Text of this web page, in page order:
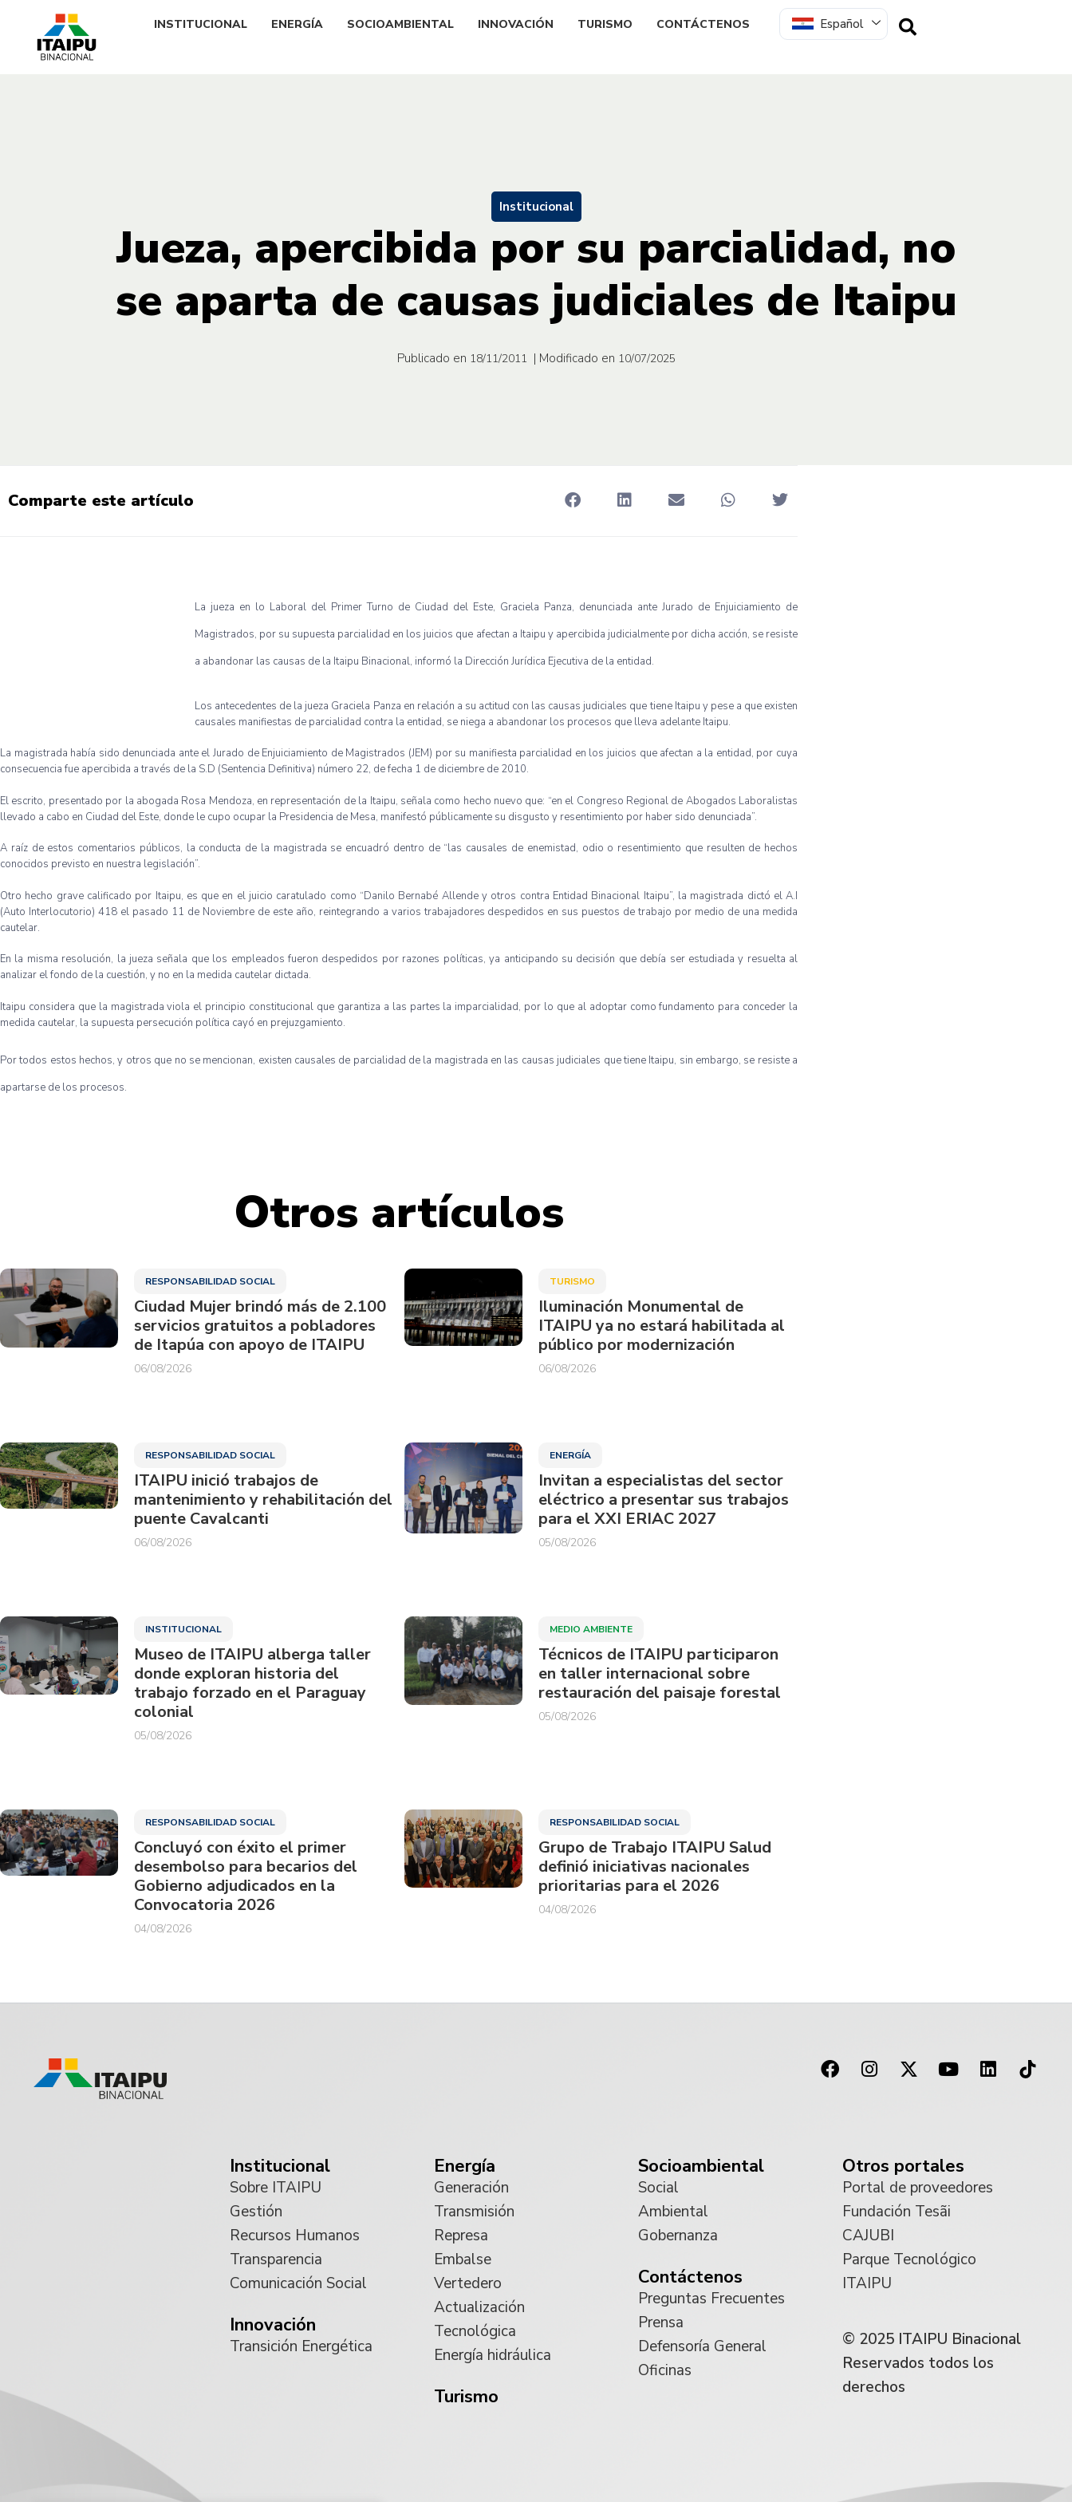
INSTITUCIONAL ENERGÍA SOCIOAMBIENTAL INNOVACIÓN TURISMO CONTÁCTENOS Español
Institucional
Jueza, apercibida por su parcialidad, no
se aparta de causas judiciales de Itaipu
Publicado en 18/11/2011 | Modificado en 10/07/2025
Comparte este artículo
La jueza en lo Laboral del PrimerTurno de Ciudad del Este, Graciela Panza, denunciada ante Jurado de Enjuiciamiento de
Magistrados, por su supuesta parcialidad en los juicios que afectan a Itaipu y apercibida judicialmente por dicha acción, se resiste
a abandonar las causas de la Itaipu Binacional, informó la Dirección Jurídica Ejecutiva de la entidad.
Los antecedentes de la jueza Graciela Panza en relación a su actitud con las causas judiciales que tiene Itaipu y pesea que existen
causales manifiestas de parcialidad contra la entidad, se niega a abandonar los procesos que lleva adelante Itaipu.
La magistrada había sido denunciada ante elJurado de Enjuiciamiento de Magistrados (JEM) por su manifiesta parcialidad en los juicios que afectan a la entidad, por cuya
consecuencia fue apercibida a través de la S.D (Sentencia Definitiva) número 22, defecha 1 de diciembre de 2010.
El escrito, presentado por la abogada Rosa Mendoza, en representación de la Itaipu, señala como hecho nuevo que: “en el Congreso Regional de Abogados Laboralistas
llevado a cabo en Ciudad del Este, donde le cupo ocupar la Presidencia de Mesa, manifestó públicamente su disgusto y resentimiento por haber sido denunciada”.
A raízde estos comentarios públicos, la conducta de la magistrada se encuadró dentro de “las causales de enemistad, odio o resentimiento que resulten de hechos
conocidos previsto en nuestra legislación”.
Otro hecho grave calificado por Itaipu, es que en el juicio caratulado como “Danilo Bernabé Allendey otros contra Entidad Binacional Itaipu”, la magistrada dictó elA.I
(Auto Interlocutorio) 418 el pasado 11 de Noviembrede este año, reintegrando a varios trabajadores despedidos en sus puestos detrabajo por medio de una medida
cautelar.
En la misma resolución, la jueza señala quelos empleados fueron despedidos por razones políticas,ya anticipando su decisión que debía ser estudiada y resuelta al
analizar elfondo de la cuestión, y no en la medida cautelar dictada.
Itaipu considera quela magistrada viola el principio constitucional que garantiza a las partes la imparcialidad, por lo queal adoptar como fundamento para conceder la
medida cautelar, la supuesta persecución política cayó en prejuzgamiento.
Portodos estos hechos, y otros que no se mencionan, existen causales de parcialidad de la magistrada en las causas judiciales quetiene Itaipu, sin embargo, se resistea
apartarse de los procesos.
Otros artículos
RESPONSABILIDAD SOCIAL
Ciudad Mujer brindó más de 2.100
servicios gratuitos a pobladores
de Itapúa con apoyo de ITAIPU
06/08/2026
TURISMO
Iluminación Monumental de
ITAIPU ya no estará habilitada al
público por modernización
06/08/2026
RESPONSABILIDAD SOCIAL
ITAIPU inició trabajos de
mantenimiento y rehabilitación del
puente Cavalcanti
06/08/2026
ENERGÍA
Invitan a especialistas del sector
eléctrico a presentar sus trabajos
para el XXI ERIAC 2027
05/08/2026
INSTITUCIONAL
Museo de ITAIPU alberga taller
donde exploran historia del
trabajo forzado en el Paraguay
colonial
05/08/2026
MEDIO AMBIENTE
Técnicos de ITAIPU participaron
en taller internacional sobre
restauración del paisaje forestal
05/08/2026
RESPONSABILIDAD SOCIAL
Concluyó con éxito el primer
desembolso para becarios del
Gobierno adjudicados en la
Convocatoria 2026
04/08/2026
RESPONSABILIDAD SOCIAL
Grupo de Trabajo ITAIPU Salud
definió iniciativas nacionales
prioritarias para el 2026
04/08/2026
Institucional
Sobre ITAIPU
Gestión
Recursos Humanos
Transparencia
Comunicación Social
Innovación
Transición Energética
Energía
Generación
Transmisión
Represa
Embalse
Vertedero
Actualización
Tecnológica
Energía hidráulica
Turismo
Socioambiental
Social
Ambiental
Gobernanza
Contáctenos
Preguntas Frecuentes
Prensa
Defensoría General
Oficinas
Otros portales
Portal de proveedores
Fundación Tesãi
CAJUBI
Parque Tecnológico
ITAIPU
© 2025 ITAIPU Binacional
Reservados todos los
derechos